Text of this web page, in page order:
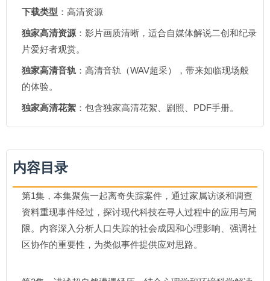
下载类型 ：高清资源
独家高清资源 ：影片画质清晰，适合自媒体解说二创和纪录
片爱好者观赏。
独家高清音轨 ：高清音轨（WAV超采），带来如临现场般
的体验。
独家高清花絮 ：包含独家高清花絮、剧照、PDF手册。
内容目录
第1集，本集聚焦一起离奇失踪案件，通过家属访谈和调查
资料重现事件经过，探讨现代科技在寻人过程中的应用与局
限。内容深入分析人口失踪的社会成因和心理影响、强调社
区协作的重要性，为类似事件提供应对思路。